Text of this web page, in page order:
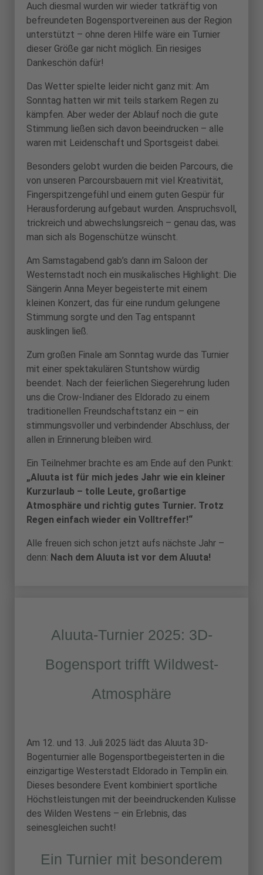
Auch diesmal wurden wir wieder tatkräftig von
befreundeten Bogensportvereinen aus der Region
unterstützt – ohne deren Hilfe wäre ein Turnier
dieser Größe gar nicht möglich. Ein riesiges
Dankeschön dafür!
Das Wetter spielte leider nicht ganz mit: Am
Sonntag hatten wir mit teils starkem Regen zu
kämpfen. Aber weder der Ablauf noch die gute
Stimmung ließen sich davon beeindrucken – alle
waren mit Leidenschaft und Sportsgeist dabei.
Besonders gelobt wurden die beiden Parcours, die
von unseren Parcoursbauern mit viel Kreativität,
Fingerspitzengefühl und einem guten Gespür für
Herausforderung aufgebaut wurden. Anspruchsvoll,
trickreich und abwechslungsreich – genau das, was
man sich als Bogenschütze wünscht.
Am Samstagabend gab’s dann im Saloon der
Westernstadt noch ein musikalisches Highlight: Die
Sängerin Anna Meyer begeisterte mit einem
kleinen Konzert, das für eine rundum gelungene
Stimmung sorgte und den Tag entspannt
ausklingen ließ.
Zum großen Finale am Sonntag wurde das Turnier
mit einer spektakulären Stuntshow würdig
beendet. Nach der feierlichen Siegerehrung luden
uns die Crow-Indianer des Eldorado zu einem
traditionellen Freundschaftstanz ein – ein
stimmungsvoller und verbindender Abschluss, der
allen in Erinnerung bleiben wird.
Ein Teilnehmer brachte es am Ende auf den Punkt:
„Aluuta ist für mich jedes Jahr wie ein kleiner
Kurzurlaub – tolle Leute, großartige
Atmosphäre und richtig gutes Turnier. Trotz
Regen einfach wieder ein Volltreffer!“
Alle freuen sich schon jetzt aufs nächste Jahr –
denn: Nach dem Aluuta ist vor dem Aluuta!
Aluuta-Turnier 2025: 3D-
Bogensport trifft Wildwest-
Atmosphäre
Am 12. und 13. Juli 2025 lädt das Aluuta 3D-
Bogenturnier alle Bogensportbegeisterten in die
einzigartige Westerstadt Eldorado in Templin ein.
Dieses besondere Event kombiniert sportliche
Höchstleistungen mit der beeindruckenden Kulisse
des Wilden Westens – ein Erlebnis, das
seinesgleichen sucht!
Ein Turnier mit besonderem